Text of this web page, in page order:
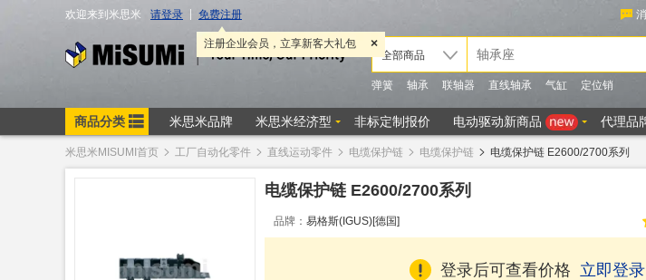
米思米MISUMI首页 工厂自动化零件 直线运动零件 电缆保护链 电缆保护链 电缆保护链 E2600/2700系列
电缆保护链 E2600/2700系列
品牌： 易格斯(IGUS)[德国]
登录后可查看价格 立即登录